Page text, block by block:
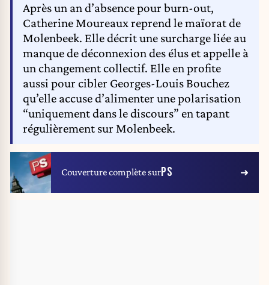
Après un an d’absence pour burn-out,
Catherine Moureaux reprend le maïorat de
Molenbeek. Elle décrit une surcharge liée au
manque de déconnexion des élus et appelle à
un changement collectif. Elle en profite
aussi pour cibler Georges-Louis Bouchez
qu’elle accuse d’alimenter une polarisation
“uniquement dans le discours” en tapant
régulièrement sur Molenbeek.
Couverture complète surPS